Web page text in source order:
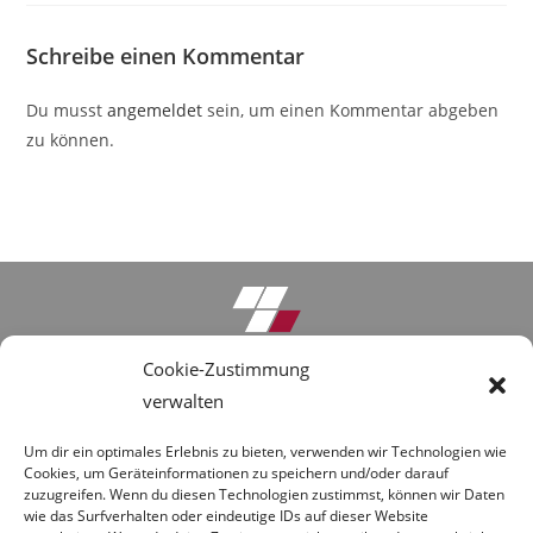
Cookie-Zustimmung
verwalten
Um dir ein optimales Erlebnis zu bieten, verwenden wir Technologien wie
Cookies, um Geräteinformationen zu speichern und/oder darauf
zuzugreifen. Wenn du diesen Technologien zustimmst, können wir Daten
wie das Surfverhalten oder eindeutige IDs auf dieser Website
Schreibe einen Kommentar
Du musstangemeldet sein, um einen Kommentar abgeben
zu können.
Anfrage-Formular
Downloads
About Us